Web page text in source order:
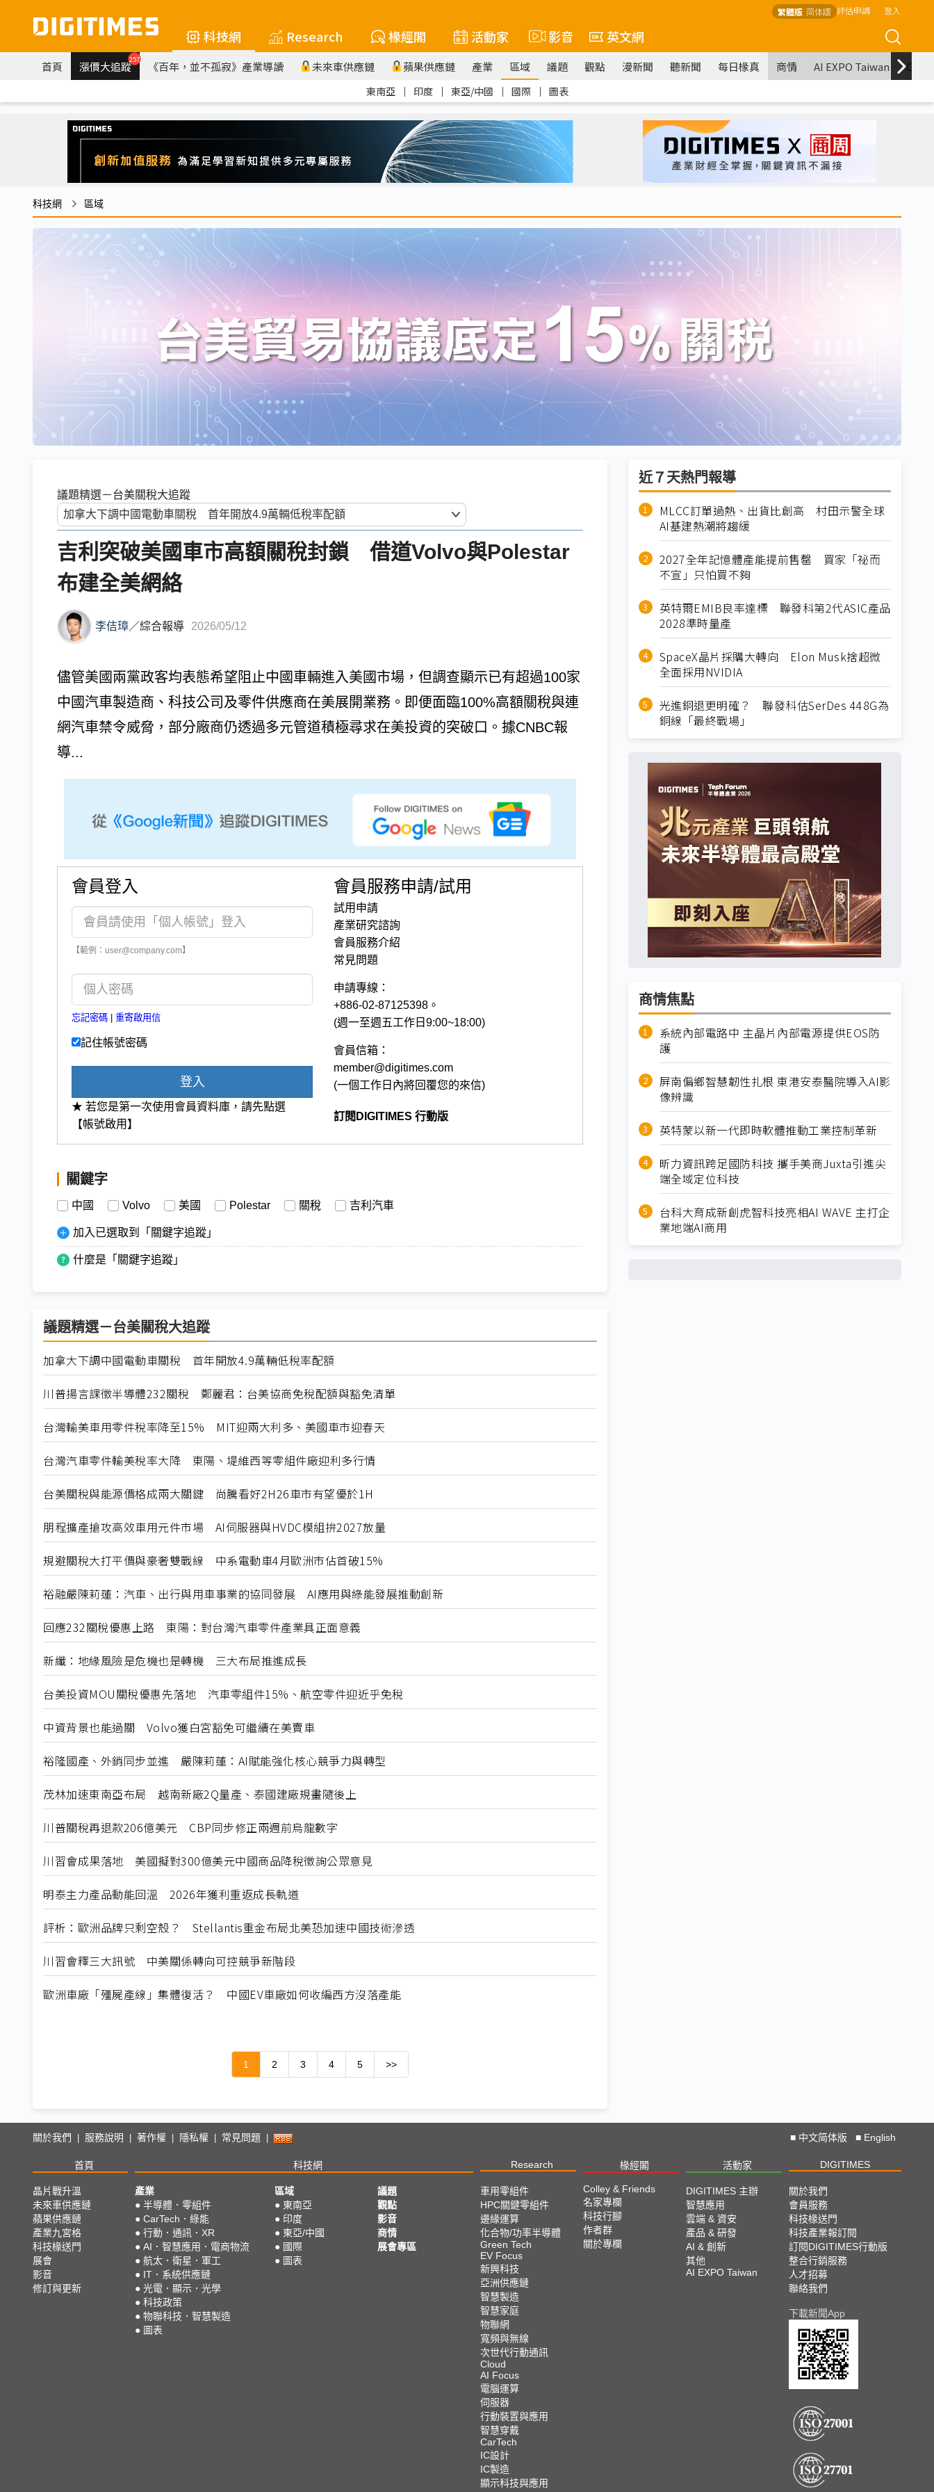
繁體版 简体版 評估申請 登入
科技網 Research 椽經閣 活動家 影音 英文網
首頁 漲價大追蹤257 《百年，並不孤寂》產業導讀 未來車供應鏈 蘋果供應鏈 產業 區域 議題 觀點 漫新聞 聽新聞 每日椽真 商情 AI EXPO Taiwan
東南亞 ｜ 印度 ｜ 東亞/中國 ｜ 國際 ｜ 圖表
科技網 區域
議題精選－台美關稅大追蹤
吉利突破美國車市高額關稅封鎖 借道Volvo與Polestar
布建全美網絡
李佶璋／綜合報導 2026/05/12
儘管美國兩黨政客均表態希望阻止中國車輛進入美國市場，但調查顯示已有超過100家
中國汽車製造商、科技公司及零件供應商在美展開業務。即便面臨100%高額關稅與連
網汽車禁令威脅，部分廠商仍透過多元管道積極尋求在美投資的突破口。據CNBC報
導...
會員登入
【範例：user@company.com】
忘記密碼 重寄啟用信
記住帳號密碼
登入
★ 若您是第一次使用會員資料庫，請先點選
【帳號啟用】
會員服務申請/試用
試用申請
產業研究諮詢
會員服務介紹
常見問題
申請專線：
+886-02-87125398。
(週一至週五工作日9:00~18:00)
會員信箱：
member@digitimes.com
(一個工作日內將回覆您的來信)
訂閱DIGITIMES 行動版
關鍵字
中國 Volvo 美國 Polestar 關稅 吉利汽車
加入已選取到「關鍵字追蹤」
什麼是「關鍵字追蹤」
議題精選－台美關稅大追蹤
加拿大下調中國電動車關稅 首年開放4.9萬輛低稅率配額
川普揚言課徵半導體232關稅 鄭麗君：台美協商免稅配額與豁免清單
台灣輸美車用零件稅率降至15% MIT迎兩大利多、美國車市迎春天
台灣汽車零件輸美稅率大降 東陽、堤維西等零組件廠迎利多行情
台美關稅與能源價格成兩大關鍵 尚騰看好2H26車市有望優於1H
朋程擴產搶攻高效車用元件市場 AI伺服器與HVDC模組拚2027放量
規避關稅大打平價與豪奢雙戰線 中系電動車4月歐洲市佔首破15%
裕融嚴陳莉蓮：汽車、出行與用車事業的協同發展 AI應用與綠能發展推動創新
回應232關稅優惠上路 東陽：對台灣汽車零件產業具正面意義
新纖：地緣風險是危機也是轉機 三大布局推進成長
台美投資MOU關稅優惠先落地 汽車零組件15%、航空零件迎近乎免稅
中資背景也能過關 Volvo獲白宮豁免可繼續在美賣車
裕隆國產、外銷同步並進 嚴陳莉蓮：AI賦能強化核心競爭力與轉型
茂林加速東南亞布局 越南新廠2Q量產、泰國建廠規畫隨後上
川普關稅再退款206億美元 CBP同步修正兩週前烏龍數字
川習會成果落地 美國擬對300億美元中國商品降稅徵詢公眾意見
明泰主力產品動能回溫 2026年獲利重返成長軌道
評析：歐洲品牌只剩空殼？ Stellantis重金布局北美恐加速中國技術滲透
川習會釋三大訊號 中美關係轉向可控競爭新階段
歐洲車廠「殭屍產線」集體復活？ 中國EV車廠如何收編西方沒落產能
1 2 3 4 5 >>
近７天熱門報導
MLCC訂單過熱、出貨比創高 村田示警全球
AI基建熱潮將趨緩
2027全年記憶體產能提前售罄 買家「祕而
不宣」只怕買不夠
英特爾EMIB良率達標 聯發科第2代ASIC產品
2028準時量產
SpaceX晶片採購大轉向 Elon Musk捨超微
全面採用NVIDIA
光進銅退更明確？ 聯發科估SerDes 448G為
銅線「最終戰場」
商情焦點
系統內部電路中 主晶片內部電源提供EOS防
護
屏南偏鄉智慧韌性扎根 東港安泰醫院導入AI影
像辨識
英特蒙以新一代即時軟體推動工業控制革新
昕力資訊跨足國防科技 攜手美商Juxta引進尖
端全域定位科技
台科大育成新創虎智科技亮相AI WAVE 主打企
業地端AI商用
關於我們 服務說明 著作權 隱私權 常見問題 ■ 中文简体版 ■ English
首頁 科技網 Research 椽經閣 活動家 DIGITIMES
晶片戰升溫
未來車供應鏈
蘋果供應鏈
產業九宮格
科技椽送門
展會
影音
修訂與更新
產業
● 半導體．零組件
● CarTech．綠能
● 行動．通訊．XR
● AI．智慧應用．電商物流
● 航太．衛星．軍工
● IT．系統供應鏈
● 光電．顯示．光學
● 科技政策
● 物聯科技．智慧製造
● 圖表
區域
● 東南亞
● 印度
● 東亞/中國
● 國際
● 圖表
議題
觀點
影音
商情
展會專區
車用零組件
HPC關鍵零組件
邊緣運算
化合物/功率半導體
Green Tech
EV Focus
新興科技
亞洲供應鏈
智慧製造
智慧家庭
物聯網
寬頻與無線
次世代行動通訊
Cloud
AI Focus
電腦運算
伺服器
行動裝置與應用
智慧穿戴
CarTech
IC設計
IC製造
顯示科技與應用
Colley & Friends
名家專欄
科技行腳
作者群
關於專欄
DIGITIMES 主辦
智慧應用
雲端 & 資安
產品 & 研發
AI & 創新
其他
AI EXPO Taiwan
關於我們
會員服務
科技椽送門
科技產業報訂閱
訂閱DIGITIMES行動版
整合行銷服務
人才招募
聯絡我們
下載新聞App